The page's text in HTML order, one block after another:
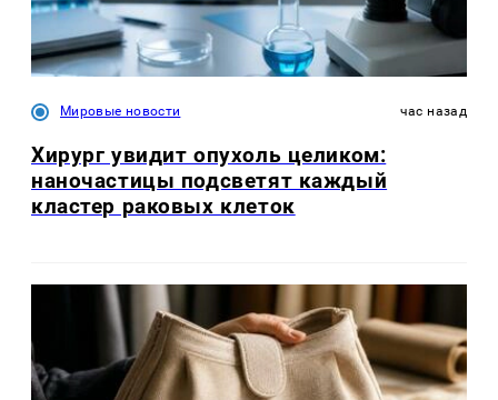
Мировые новости час назад
Хирург увидит опухоль целиком:
наночастицы подсветят каждый
кластер раковых клеток